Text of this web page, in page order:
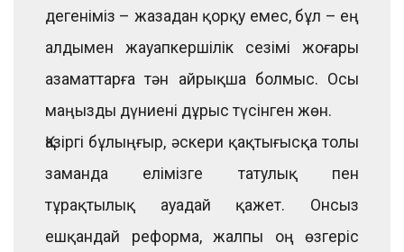
дегеніміз – жазадан қорқу емес, бұл – ең
алдымен жауапкершілік сезімі жоғары
азаматтарға тән айрықша болмыс. Осы
маңызды дүниені дұрыс түсінген жөн.
Қазіргі бұлыңғыр, әскери қақтығысқа толы
заманда елімізге татулық пен
тұрақтылық ауадай қажет. Онсыз
ешқандай реформа, жалпы оң өзгеріс